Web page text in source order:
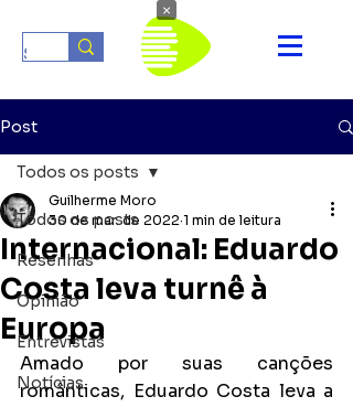
Post
Todos os posts
Resenhas
Opinião
Entrevistas
Notícias
Todos os posts
Internacional: Eduardo
Costa leva turnê à
Europa
Guilherme Moro
30 de mar. de 2022 1 min de leitura
Amado por suas canções
românticas, Eduardo Costa leva a
×